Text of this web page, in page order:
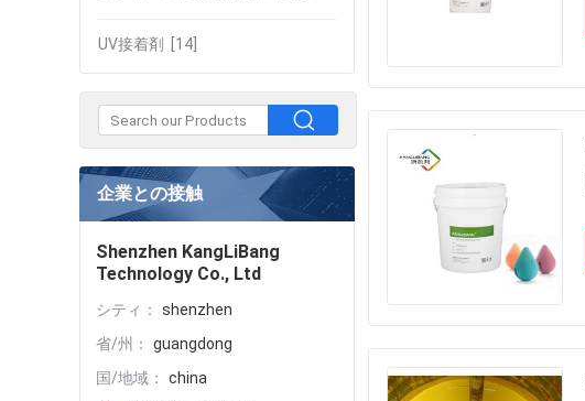
UV接着剤 [14]
企業との接触
Shenzhen KangLiBang
Technology Co., Ltd
シティ：
shenzhen
省/州：
guangdong
国/地域：
china